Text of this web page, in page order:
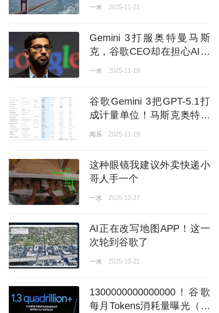
一水 2025-11-21
Gemini 3打服奥特曼马斯
克，谷歌CEO却在担心AI泡
沫
一水 2025-11-19
谷歌Gemini 3把GPT-5.1打
成计量单位！马斯克奥特曼
都服了
闻乐 2025-11-19
这种眼镜我建议外卖快递小
哥人手一个
一水 2025-10-27
AI正在改写地图APP！这一
次轮到谷歌了
一水 2025-10-21
1300000000000000！谷歌
每月Tokens消耗量曝光（别